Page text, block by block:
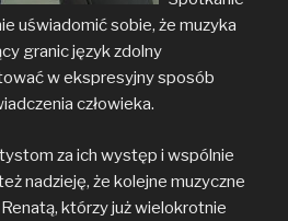
uświadomić sobie, że muzyka
granic język zdolny
w ekspresyjny sposób
człowieka.
za ich występ i wspólnie
nadzieję, że kolejne muzyczne
którzy już wielokrotnie